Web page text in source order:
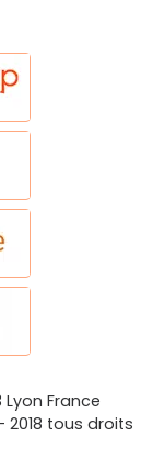
Lyon France
2018 tous droits